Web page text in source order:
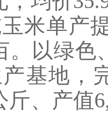
米单产
。以绿色
基地，
斤、产值